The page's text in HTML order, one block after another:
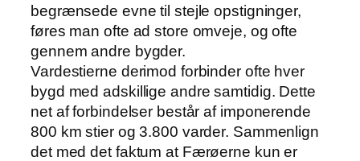
begrænsede evne til stejle opstigninger,
føres man ofte ad store omveje, og ofte
gennem andre bygder.
Vardestierne derimod forbinder ofte hver
bygd med adskillige andre samtidig. Dette
net af forbindelser består af imponerende
800 km stier og 3.800 varder. Sammenlign
det med det faktum at Færøerne kun er